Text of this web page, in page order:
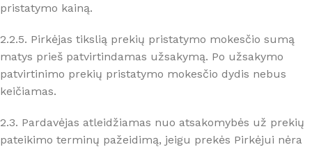
pristatymo kainą.
2.2.5. Pirkėjas tikslią prekių pristatymo mokesčio sumą
matys prieš patvirtindamas užsakymą. Po užsakymo
patvirtinimo prekių pristatymo mokesčio dydis nebus
keičiamas.
2.3. Pardavėjas atleidžiamas nuo atsakomybės už prekių
pateikimo terminų pažeidimą, jeigu prekės Pirkėjui nėra